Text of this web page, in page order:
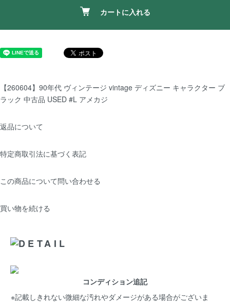
カートに入れる
【260604】90年代 ヴィンテージ vintage ディズニー キャラクター ブ
ラック 中古品 USED #L アメカジ
返品について
特定商取引法に基づく表記
この商品について問い合わせる
買い物を続ける
コンディション追記
※記載しきれない微細な汚れやダメージがある場合がございま